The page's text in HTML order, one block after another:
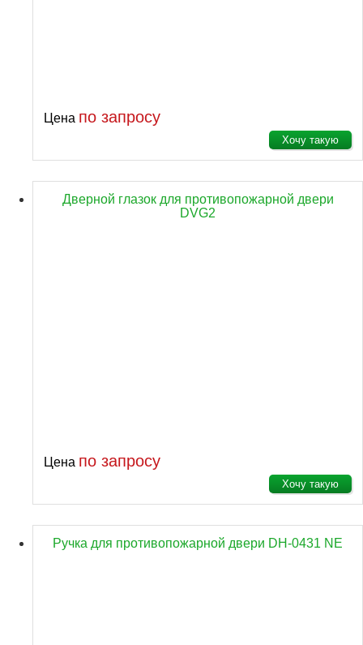
Цена по запросу
Хочу такую
Дверной глазок для противопожарной двери
DVG2
Цена по запросу
Хочу такую
Ручка для противопожарной двери DH-0431 NE